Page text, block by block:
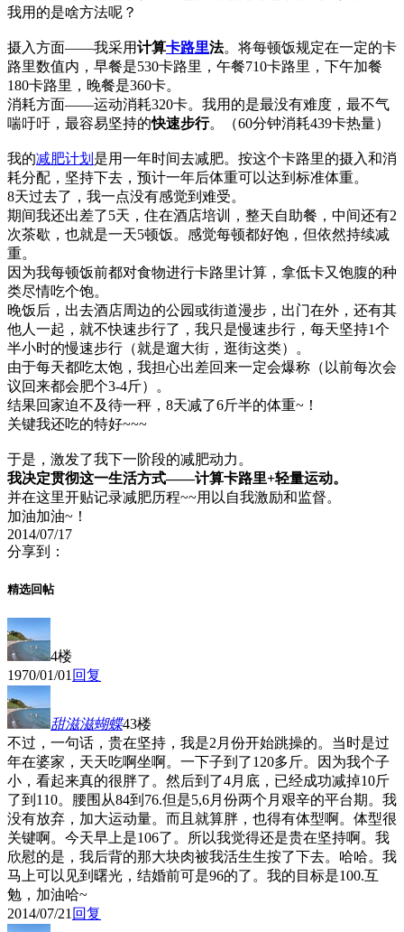
我用的是啥方法呢？
摄入方面——我采用计算卡路里法。将每顿饭规定在一定的卡
路里数值内，早餐是530卡路里，午餐710卡路里，下午加餐
180卡路里，晚餐是360卡。
消耗方面——运动消耗320卡。我用的是最没有难度，最不气
喘吁吁，最容易坚持的快速步行。（60分钟消耗439卡热量）
我的减肥计划 是用一年时间去减肥。按这个卡路里的摄入和消
耗分配，坚持下去，预计一年后体重可以达到标准体重。
8天过去了，我一点没有感觉到难受。
期间我还出差了5天，住在酒店培训，整天自助餐，中间还有2
次茶歇，也就是一天5顿饭。感觉每顿都好饱，但依然持续减
重。
因为我每顿饭前都对食物进行卡路里计算，拿低卡又饱腹的种
类尽情吃个饱。
晚饭后，出去酒店周边的公园或街道漫步，出门在外，还有其
他人一起，就不快速步行了，我只是慢速步行，每天坚持1个
半小时的慢速步行（就是遛大街，逛街这类）。
由于每天都吃太饱，我担心出差回来一定会爆称（以前每次会
议回来都会肥个3-4斤）。
结果回家迫不及待一秤，8天减了6斤半的体重~！
关键我还吃的特好~~~
于是，激发了我下一阶段的减肥动力。
我决定贯彻这一生活方式——计算卡路里+轻量运动。
并在这里开贴记录减肥历程~~用以自我激励和监督。
加油加油~！
2014/07/17
分享到：
精选回帖
4楼
1970/01/01 回复
甜滋滋蝴蝶43楼
不过，一句话，贵在坚持，我是2月份开始跳操的。当时是过
年在婆家，天天吃啊坐啊。一下子到了120多斤。因为我个子
小，看起来真的很胖了。然后到了4月底，已经成功减掉10斤
了到110。腰围从84到76.但是5,6月份两个月艰辛的平台期。我
没有放弃，加大运动量。而且就算胖，也得有体型啊。体型很
关键啊。今天早上是106了。所以我觉得还是贵在坚持啊。我
欣慰的是，我后背的那大块肉被我活生生按了下去。哈哈。我
马上可以见到曙光，结婚前可是96的了。我的目标是100.互
勉，加油哈~
2014/07/21 回复